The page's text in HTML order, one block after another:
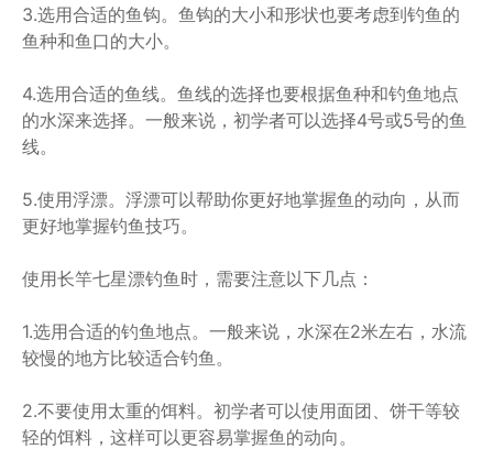
3.选用合适的鱼钩。鱼钩的大小和形状也要考虑到钓鱼的
鱼种和鱼口的大小。
4.选用合适的鱼线。鱼线的选择也要根据鱼种和钓鱼地点
的水深来选择。一般来说，初学者可以选择4号或5号的鱼
线。
5.使用浮漂。浮漂可以帮助你更好地掌握鱼的动向，从而
更好地掌握钓鱼技巧。
使用长竿七星漂钓鱼时，需要注意以下几点：
1.选用合适的钓鱼地点。一般来说，水深在2米左右，水流
较慢的地方比较适合钓鱼。
2.不要使用太重的饵料。初学者可以使用面团、饼干等较
轻的饵料，这样可以更容易掌握鱼的动向。